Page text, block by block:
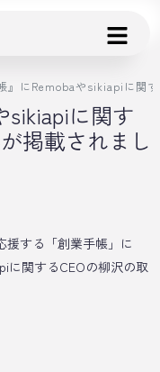
』にRemobaやsikiapiに関
sikiapiに関す
掲載されまし
援する「創業手帳」に
に関するCEOの柳沢の取